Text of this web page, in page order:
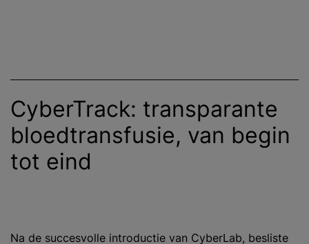
CyberTrack: transparante
bloedtransfusie, van begin
tot eind
Na de succesvolle introductie van CyberLab, besliste